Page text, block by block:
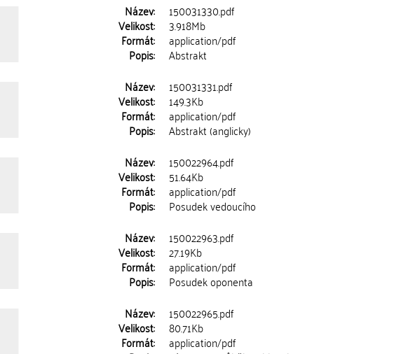
Název: 150031330.pdf
Velikost: 3.918Mb
Formát: application/pdf
Popis: Abstrakt
Název: 150031331.pdf
Velikost: 149.3Kb
Formát: application/pdf
Popis: Abstrakt (anglicky)
Název: 150022964.pdf
Velikost: 51.64Kb
Formát: application/pdf
Popis: Posudek vedoucího
Název: 150022963.pdf
Velikost: 27.19Kb
Formát: application/pdf
Popis: Posudek oponenta
Název: 150022965.pdf
Velikost: 80.71Kb
Formát: application/pdf